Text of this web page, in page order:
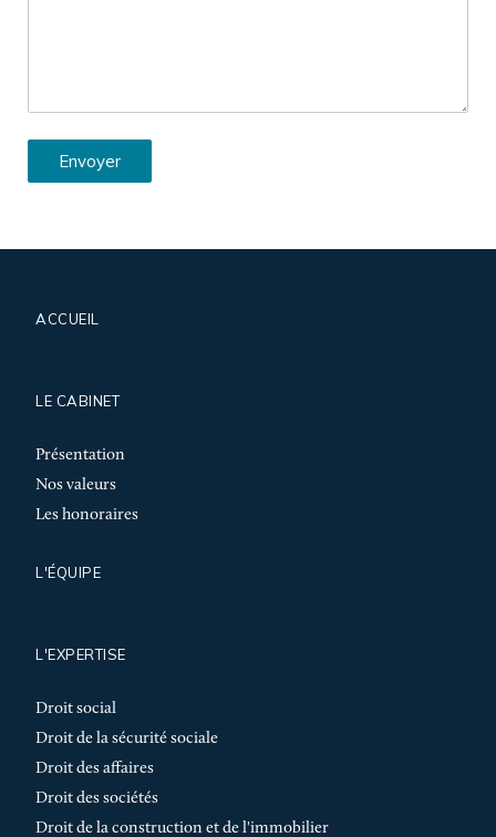
Envoyer
ACCUEIL
LE CABINET
Présentation
Nos valeurs
Les honoraires
L'ÉQUIPE
L'EXPERTISE
Droit social
Droit de la sécurité sociale
Droit des affaires
Droit des sociétés
Droit de la construction et de l'immobilier